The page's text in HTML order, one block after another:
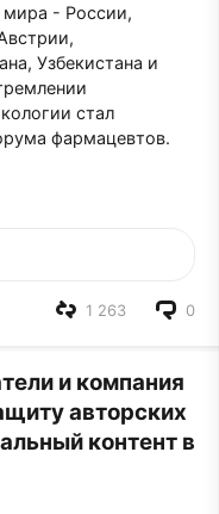
мира - России,
Узбекистана и
стал
фармацевтов.
0
1 263
и компания
авторских
контент в